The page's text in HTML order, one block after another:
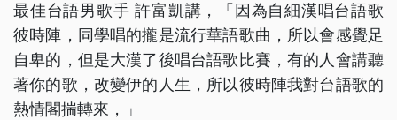
最佳台語男歌手 許富凱講，「因為自細漢唱台語歌
彼時陣，同學唱的攏是流行華語歌曲，所以會感覺足
自卑的，但是大漢了後唱台語歌比賽，有的人會講聽
著你的歌，改變伊的人生，所以彼時陣我對台語歌的
熱情閣揣轉來，」